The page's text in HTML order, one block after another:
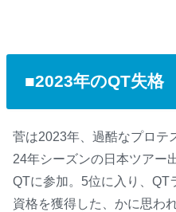
■2023年のQT失格
菅は2023年、過酷なプロテ
24年シーズンの日本ツアー
QTに参加。5位に入り、
資格を獲得した、かに思われ